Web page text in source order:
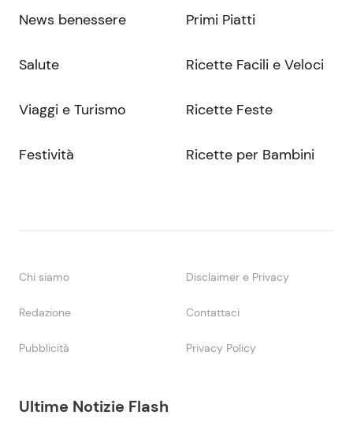
Ultime Notizie Flash
News benessere
Salute
Viaggi e Turismo
Festività
Primi Piatti
Ricette Facili e Veloci
Ricette Feste
Ricette per Bambini
Chi siamo Disclaimer e Privacy
Redazione Contattaci
Pubblicità Privacy Policy